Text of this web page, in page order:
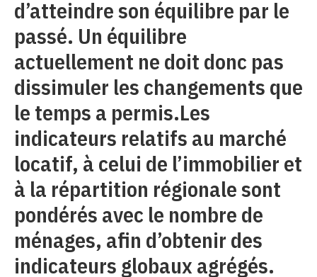
d’atteindre son équilibre par le
passé. Un équilibre
actuellement ne doit donc pas
dissimuler les changements que
le temps a permis.Les
indicateurs relatifs au marché
locatif, à celui de l’immobilier et
à la répartition régionale sont
pondérés avec le nombre de
ménages, afin d’obtenir des
indicateurs globaux agrégés.